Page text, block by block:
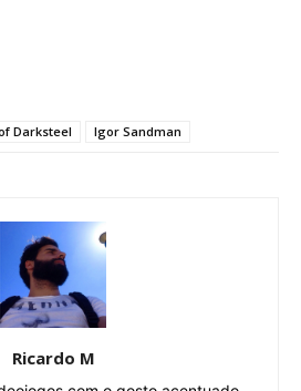
Darksteel Igor Sandman
Ricardo M